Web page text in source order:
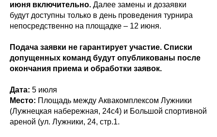
июня включительно. Далее замены и дозаявки
будут доступны только в день проведения турнира
непосредственно на площадке – 12 июня.
Подача заявки не гарантирует участие. Списки
допущенных команд будут опубликованы после
окончания приема и обработки заявок.
Дата: 5 июля
Место: Площадь между Аквакомплексом Лужники
(Лужнецкая набережная, 24с4) и Большой спортивной
ареной (ул. Лужники, 24, стр.1.